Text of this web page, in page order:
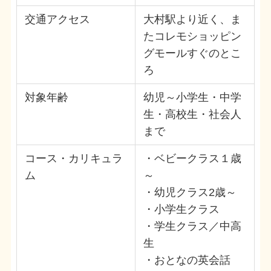
交通アクセス
大村駅より近く、ま
たコレモショッピン
グモールすぐのとこ
ろ
対象年齢
幼児～小学生・中学
生・高校生・社会人
まで
コース・カリキュラ
ム
・ベビークラス１歳
～
・幼児クラス2歳～
・小学生クラス
・学生クラス／中高
生
・おとなの英会話